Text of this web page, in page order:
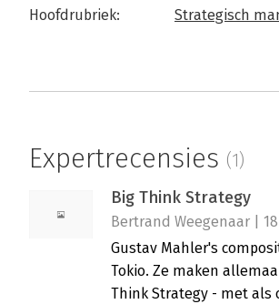
Hoofdrubriek: Strategisch
Expertrecensies (1)
Big Think Strategy
Bertrand Weegenaar |
Gustav Mahler's
Tokio. Ze maken
Think Strategy - met als